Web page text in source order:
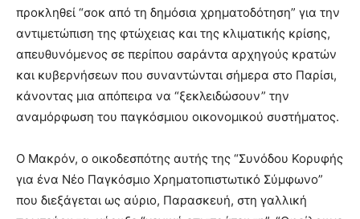
προκληθεί “σοκ από τη δημόσια χρηματοδότηση” για την
αντιμετώπιση της φτώχειας και της κλιματικής κρίσης,
απευθυνόμενος σε περίπου σαράντα αρχηγούς κρατών
και κυβερνήσεων που συναντώνται σήμερα στο Παρίσι,
κάνοντας μια απόπειρα να “ξεκλειδώσουν” την
αναμόρφωση του παγκόσμιου οικονομικού συστήματος.
Ο Μακρόν, ο οικοδεσπότης αυτής της “Συνόδου Κορυφής
για ένα Νέο Παγκόσμιο Χρηματοπιστωτικό Σύμφωνο”
που διεξάγεται ως αύριο, Παρασκευή, στη γαλλική